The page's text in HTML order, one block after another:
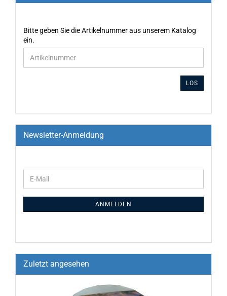
Bitte geben Sie die Artikelnummer aus unserem Katalog
ein.
LOS
Newsletter-Anmeldung
ANMELDEN
Zuletzt angesehen